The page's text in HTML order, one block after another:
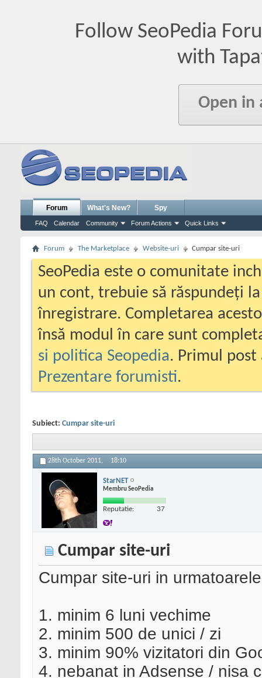
Follow SeoPedia
with
Open in
Forum
FAQ Calendar Community Forum Actions Quick Links
What's New? Spy
Forum The Marketplace Website-uri Cumpar site-uri
SeoPedia este o comunitate
un cont, trebuie să răspundeți
înregistrare. Completarea
însă modul în care sunt
si politica Seopedia. Primul
Prezentare forumisti.
Subiect: Cumpar site-uri
28th October 2011, 18:10
StarNET
Membru SeoPedia
Reputatie: 37
Cumpar site-uri
Cumpar site-uri in
1. minim 6 luni vechime
2. minim 500 de unici / zi
3. minim 90% vizitatori din
4. nebanat in Adsense / nisa